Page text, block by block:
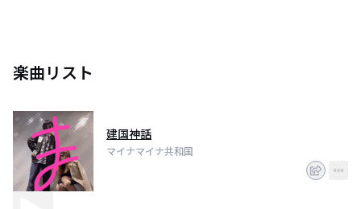
楽曲リスト
建国神話
マイナマイナ共和国